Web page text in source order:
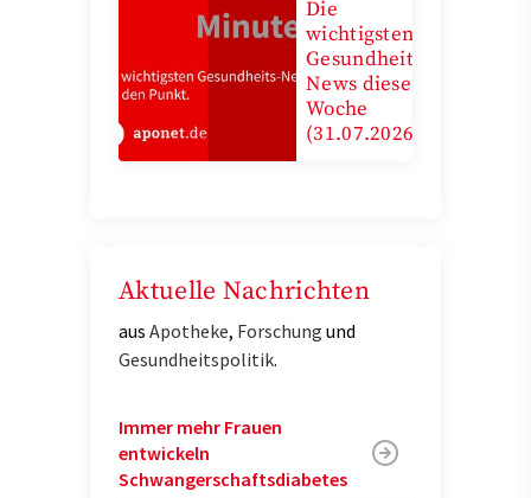
Die
wichtigsten
Gesundheits-
News diese
Woche
(31.07.2026)
Aktuelle Nachrichten
aus Apotheke, Forschung und
Gesundheitspolitik.
Immer mehr Frauen
entwickeln
Schwangerschaftsdiabetes